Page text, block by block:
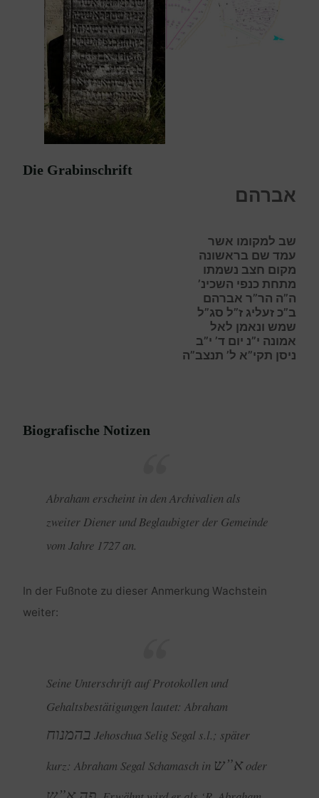
Die Grabinschrift
אברהם
שב למקומו אשר
עמד שם בראשונה
מקום חצב נשמתו
מתחת כנפי השכינ’
ה”ה הר”ר אברהם
ב”כ זעליג ז”ל סג”ל
שמש ונאמן לאל
אמונה י”נ יום ד’ י”ב
ניסן תקי”א ל’ תנצב”ה
Biografische Notizen
Abraham erscheint in den Archivalien als
zweiter Diener und Beglaubigter der Gemeinde
vom Jahre 1727 an.
In der Fußnote zu dieser Anmerkung Wachstein
weiter:
Seine Unterschrift auf Protokollen und
Gehaltsbestätigungen lautet: Abraham
בהמנוח Jehoschua Selig Segal s.l.; später
kurz: Abraham Segal Schamasch in א”ש oder